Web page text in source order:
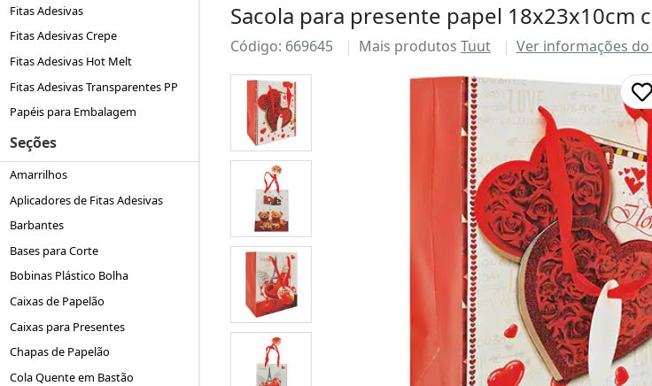
Fitas Adesivas
Fitas Adesivas Crepe
Fitas Adesivas Hot Melt
Fitas Adesivas Transparentes PP
Papéis para Embalagem
Seções
Amarrilhos
Aplicadores de Fitas Adesivas
Barbantes
Bases para Corte
Bobinas Plástico Bolha
Caixas de Papelão
Caixas para Presentes
Chapas de Papelão
Cola Quente em Bastão
Sacola para presente papel 18x23x10cm
Código: 669645 Mais produtos Tuut Ver informações